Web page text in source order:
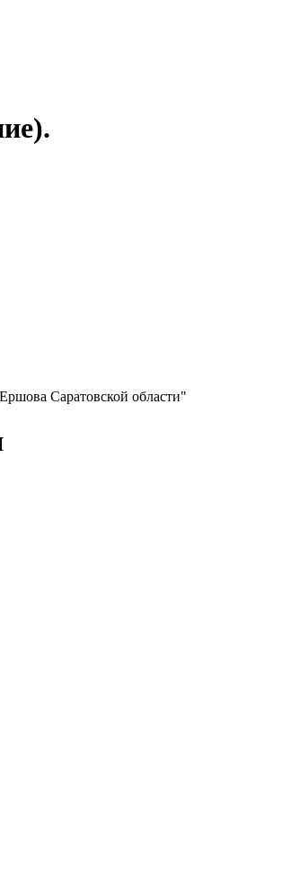
Саратовской области"